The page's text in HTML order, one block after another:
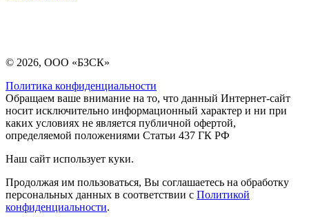
© 2026, ООО «БЗСК»
Политика конфиденциальности
Обращаем ваше внимание на то, что данный Интернет-сайт
носит исключительно информационный характер и ни при
каких условиях не является публичной офертой,
определяемой положениями Статьи 437 ГК РФ
Наш сайт использует куки.
Продолжая им пользоваться, Вы соглашаетесь на обработку
персональных данных в соответствии с Политикой
конфиденциальности.